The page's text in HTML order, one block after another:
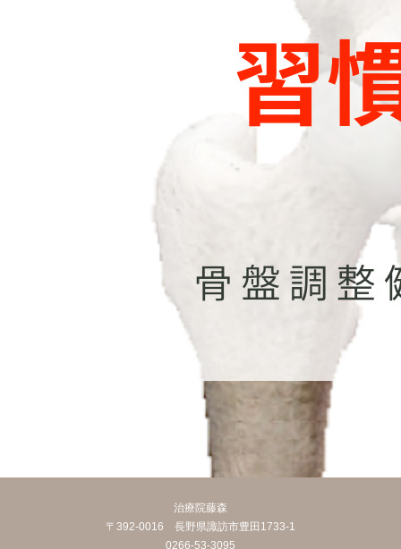
治療院藤森
〒392-0016 長野県諏訪市豊田1733-1
0266-53-3095